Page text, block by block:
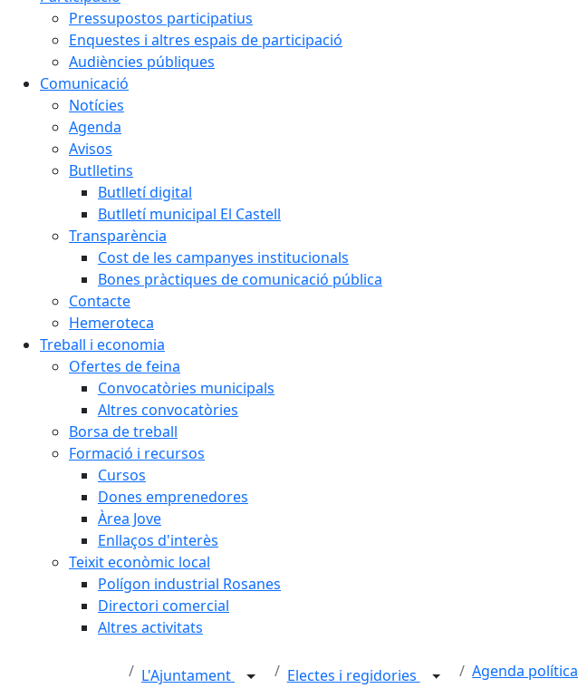
Pressupostos participatius
Enquestes i altres espais de participació
Audiències públiques
Comunicació
Notícies
Agenda
Avisos
Butlletins
Butlletí digital
Butlletí municipal El Castell
Transparència
Cost de les campanyes institucionals
Bones pràctiques de comunicació pública
Contacte
Hemeroteca
Treball i economia
Ofertes de feina
Convocatòries municipals
Altres convocatòries
Borsa de treball
Formació i recursos
Cursos
Dones emprenedores
Àrea Jove
Enllaços d'interès
Teixit econòmic local
Polígon industrial Rosanes
Directori comercial
Altres activitats
L'Ajuntament Electes i regidories Agenda política